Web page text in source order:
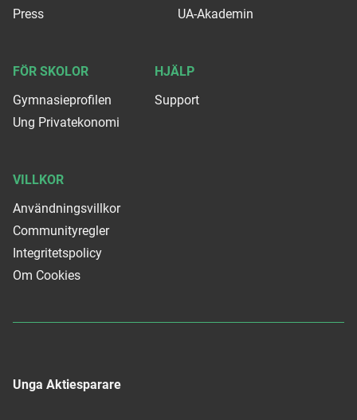
Unga Aktiesparare
Press
UA-Akademin
FÖR SKOLOR
Gymnasieprofilen
Ung Privatekonomi
HJÄLP
Support
VILLKOR
Användningsvillkor
Communityregler
Integritetspolicy
Om Cookies